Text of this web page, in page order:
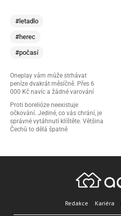
#letadlo
#herec
#počasí
Oneplay vám může strhávat
peníze dvakrát měsíčně. Přes 6
000 Kč navíc a žádné varování
Proti borelióze neexistuje
očkování. Jediné, co vás chrání, je
správné vytáhnutí klíštěte. Většina
Čechů to dělá špatně
Redakce Kariéra